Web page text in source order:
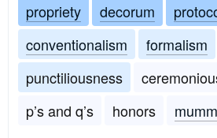
propriety
decorum
conventionalism
formalism
punctiliousness
p’s and q’s
honors